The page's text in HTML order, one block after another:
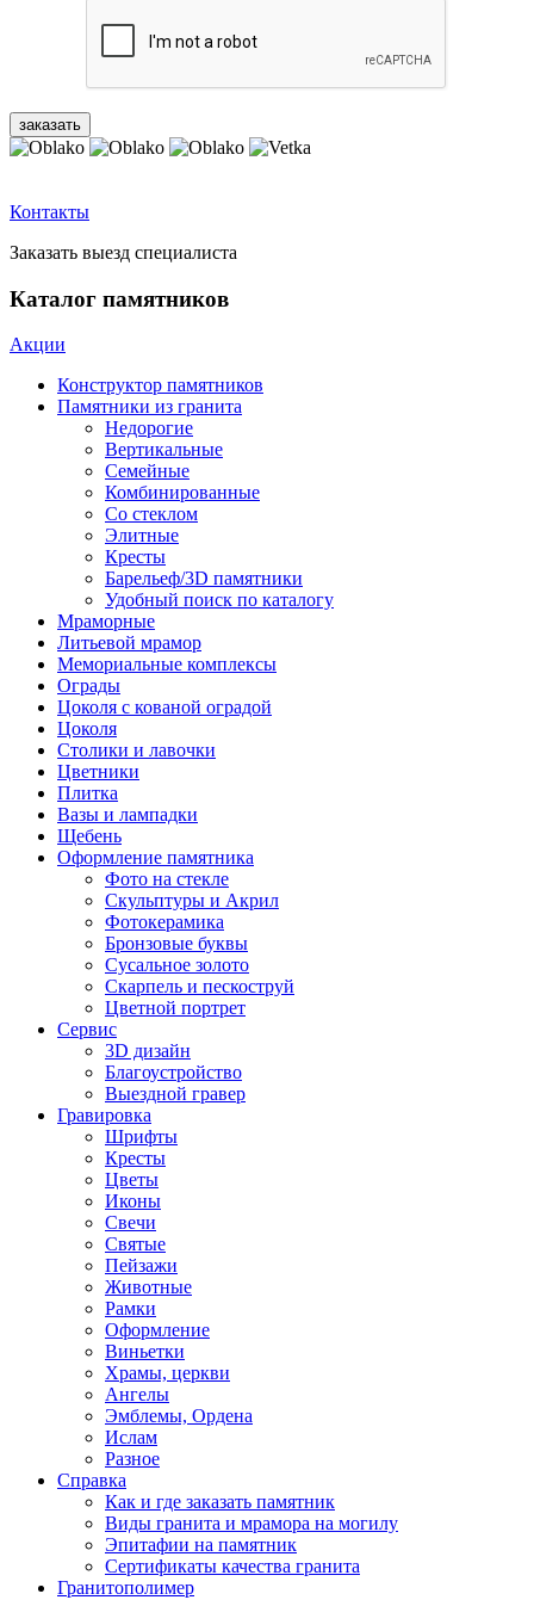
Контакты
Заказать выезд специалиста
Каталог памятников
Акции
Конструктор памятников
Памятники из гранита
Недорогие
Вертикальные
Семейные
Комбинированные
Со стеклом
Элитные
Кресты
Барельеф/3D памятники
Удобный поиск по каталогу
Мраморные
Литьевой мрамор
Мемориальные комплексы
Ограды
Цоколя с кованой оградой
Цоколя
Столики и лавочки
Цветники
Плитка
Вазы и лампадки
Щебень
Оформление памятника
Фото на стекле
Скульптуры и Акрил
Фотокерамика
Бронзовые буквы
Сусальное золото
Скарпель и пескоструй
Цветной портрет
Сервис
3D дизайн
Благоустройство
Выездной гравер
Гравировка
Шрифты
Кресты
Цветы
Иконы
Свечи
Святые
Пейзажи
Животные
Рамки
Оформление
Виньетки
Храмы, церкви
Ангелы
Эмблемы, Ордена
Ислам
Разное
Справка
Как и где заказать памятник
Виды гранита и мрамора на могилу
Эпитафии на памятник
Сертификаты качества гранита
Гранитополимер